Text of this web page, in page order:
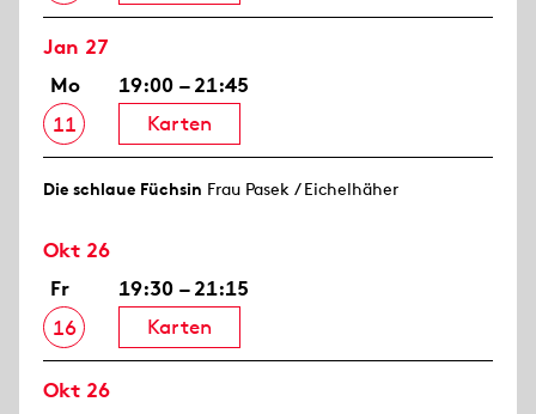
Jan 27
Mo
11
19:00 – 21:45
Karten
Die schlaue Füchsin Frau Pasek / Eichelhäher
Okt 26
Fr
16
19:30 – 21:15
Karten
Okt 26